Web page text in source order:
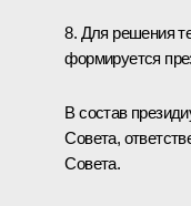
8. Для решения
формируется
В состав
Совета,
Совета.